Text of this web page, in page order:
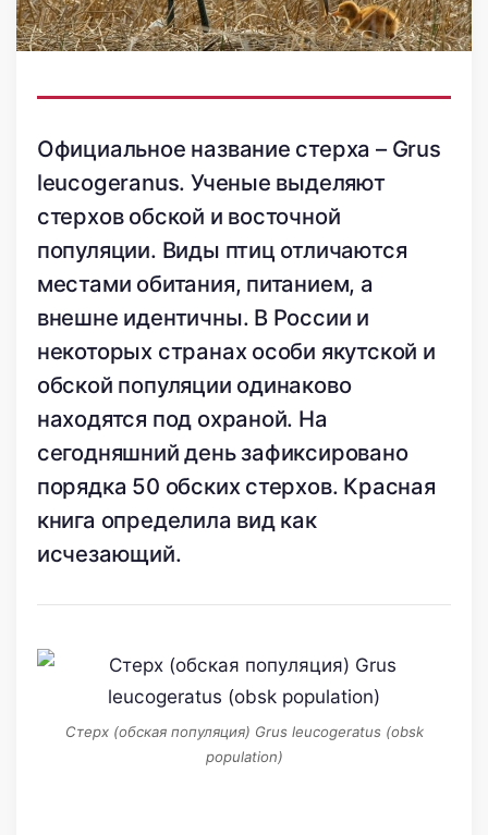
Официальное название стерха – Grus
leucogeranus. Ученые выделяют
стерхов обской и восточной
популяции. Виды птиц отличаются
местами обитания, питанием, а
внешне идентичны. В России и
некоторых странах особи якутской и
обской популяции одинаково
находятся под охраной. На
сегодняшний день зафиксировано
порядка 50 обских стерхов. Красная
книга определила вид как
исчезающий.
Стерх (обская популяция) Grus leucogeratus (obsk
population)